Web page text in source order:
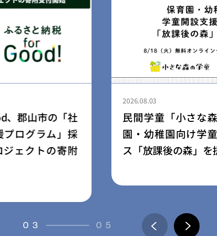
民間学童「小さな森の学童」、保育
園・幼稚園向け学童開設支援サービ
ス「放課後の森」を提供開始
03 05